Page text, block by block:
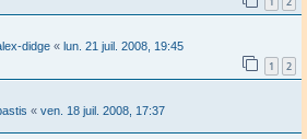
didge « lun. 21 juil. 2008, 19:45
1 2
« ven. 18 juil. 2008, 17:37